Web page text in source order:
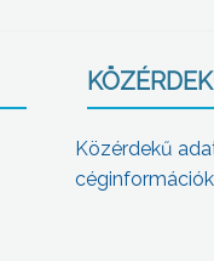
Közérdekű